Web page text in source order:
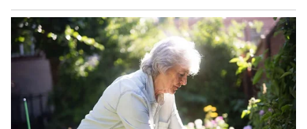
రోగాల బారి నుంచి కాపాడుతుంది. మొక్కలను ఆరోగ్యంగా
ఉంచడంలో ఈ స్ప్రే చాలా ప్రభావవంతంగా పనిచేస్తుంది.
దీన్ని తయారు చేయడానికి, ఒక లీటర్ మజ్జిగకు మూడు
రెట్లు నీళ్లు కలపాలి. ఈ మిశ్రమాన్ని ఆకులపై స్ప్రే చేయాలి.
ఇది ఫంగల్ ఇన్ఫెక్షన్లను తగ్గించి, మొక్కలకు చల్లదనాన్ని
ఇస్తుంది.